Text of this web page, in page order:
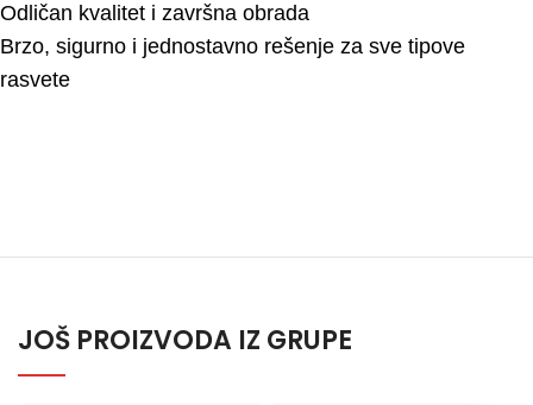
Odličan kvalitet i završna obrada
Brzo, sigurno i jednostavno rešenje za sve tipove
rasvete
JOŠ PROIZVODA IZ GRUPE